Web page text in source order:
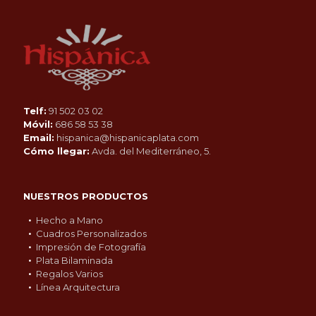
Telf: 91 502 03 02
Móvil: 686 58 53 38
Email: hispanica@hispanicaplata.com
Cómo llegar: Avda. del Mediterráneo, 5.
NUESTROS PRODUCTOS
Hecho a Mano
Cuadros Personalizados
Impresión de Fotografía
Plata Bilaminada
Regalos Varios
Línea Arquitectura